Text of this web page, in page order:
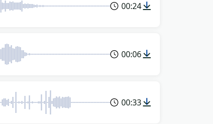
00:24
00:06
00:33